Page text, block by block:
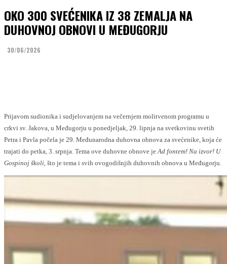
OKO 300 SVEĆENIKA IZ 38 ZEMALJA NA
DUHOVNOJ OBNOVI U MEĐUGORJU
30/06/2026
Prijavom sudionika i sudjelovanjem na večernjem molitvenom programu u
crkvi sv. Jakova, u Međugorju u ponedjeljak, 29. lipnja na svetkovinu svetih
Petra i Pavla počela je 29. Međunarodna duhovna obnova za svećenike, koja će
trajati do petka, 3. srpnja. Tema ove duhovne obnove jeAd fontem! Na izvor! U
Gospinoj školi, što je tema i svih ovogodišnjih duhovnih obnova u Međugorju.